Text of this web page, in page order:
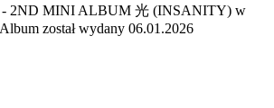
- 2ND MINI ALBUM 光 (INSANITY) w
został wydany 06.01.2026